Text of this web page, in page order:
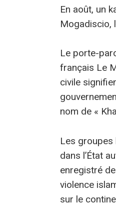
En août, un
Mogadiscio,
Le porte-
français Le
civile
nom de «
Les groupes
dans l’État
enregistré
violence
sur le